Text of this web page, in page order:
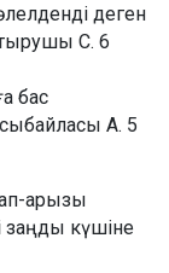
деген
С. 6
бас
А. 5
арызы
заңды күшіне